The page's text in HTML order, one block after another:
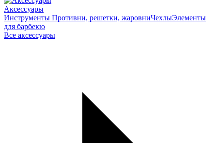
Аксессуары
Инструменты Противни, решетки, жаровниЧехлыЭлементы
для барбекю
Все аксессуары